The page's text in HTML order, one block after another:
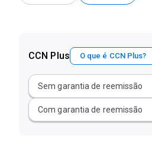
CCN Plus O que é CCN Plus?
Sem garantia de reemissão
Com garantia de reemissão